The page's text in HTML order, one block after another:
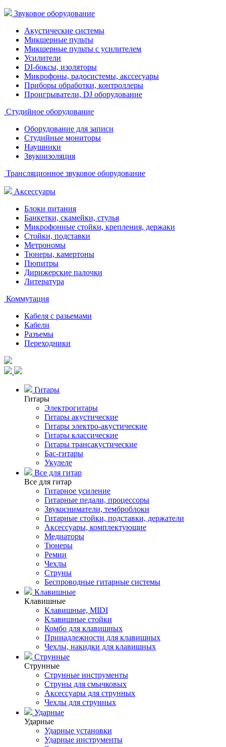
Звуковое оборудование
Акустические системы
Микшерные пульты
Микшерные пульты с усилителем
Усилители
DI-боксы, изоляторы
Микрофоны, радосистемы, акссесуары
Приборы обработки, контроллеры
Проигрыватели, DJ оборудование
Студийное оборудование
Оборудование для записи
Студийные мониторы
Наушники
Звукоизоляция
Трансляционное звуковое оборудование
Аксессуары
Блоки питания
Банкетки, скамейки, стулья
Микрофонные стойки, крепления, держаки
Стойки, подставки
Метрономы
Тюнеры, камертоны
Пюпитры
Дирижерские палочки
Литература
Коммутация
Кабеля с разьемами
Кабели
Разъемы
Переходники
Гитары
Гитары
Электрогитары
Гитары акустические
Гитары электро-акустические
Гитары классические
Гитары трансакустические
Бас-гитары
Укулеле
Все для гитар
Все для гитар
Гитарное усиление
Гитарные педали, процессоры
Звукосниматели, темброблоки
Гитарные стойки, подставки, держатели
Аксессуары, комплектующие
Медиаторы
Тюнеры
Ремни
Чехлы
Струны
Беспроводные гитарные системы
Клавишные
Клавишные
Клавишные, MIDI
Клавишные стойки
Комбо для клавишных
Принадлежности для клавишных
Чехлы, накидки для клавишных
Струнные
Струнные
Струнные инструменты
Струны для смычковых
Аксессуары для струнных
Чехлы для струнных
Ударные
Ударные
Ударные установки
Ударные инструменты